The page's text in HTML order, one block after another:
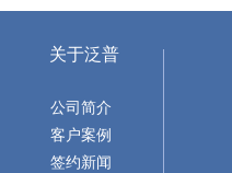
关于泛普
公司简介
客户案例
签约新闻